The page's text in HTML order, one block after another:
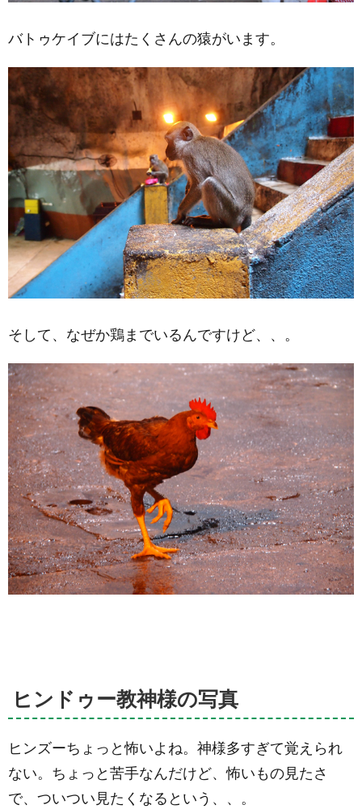
バトゥケイブにはたくさんの猿がいます。
そして、なぜか鶏までいるんですけど、、。
ヒンドゥー教神様の写真
ヒンズーちょっと怖いよね。神様多すぎて覚えられ
ない。ちょっと苦手なんだけど、怖いもの見たさ
で、ついつい見たくなるという、、。